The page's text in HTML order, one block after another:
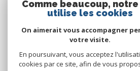
NOUS SUIVRE
Comme beaucoup,
utilise les cookies
On aimerait vous accompagner
votre visite.
En poursuivant, vous acceptez
cookies par ce site, afin de vous